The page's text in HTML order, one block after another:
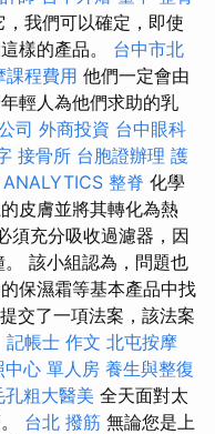
我們可以確定，即使
樣的產品。 台中市北
課程費用 他們一定會由
輕人為他們求助的乳
司 外商投資 台中眼科
接骨所 台胞證辦理 護
ANALYTICS 整脊 化學
皮膚並將其轉化為熱
須充分吸收過濾器，因
該小組認為，問題也
保濕霜等基本產品中找
交了一項法案，該法案
記帳士 作文 北屯按摩
中心 單人房 養生與整復
孔粗大醫美 全天面對太
台北 撥筋 無論您是上